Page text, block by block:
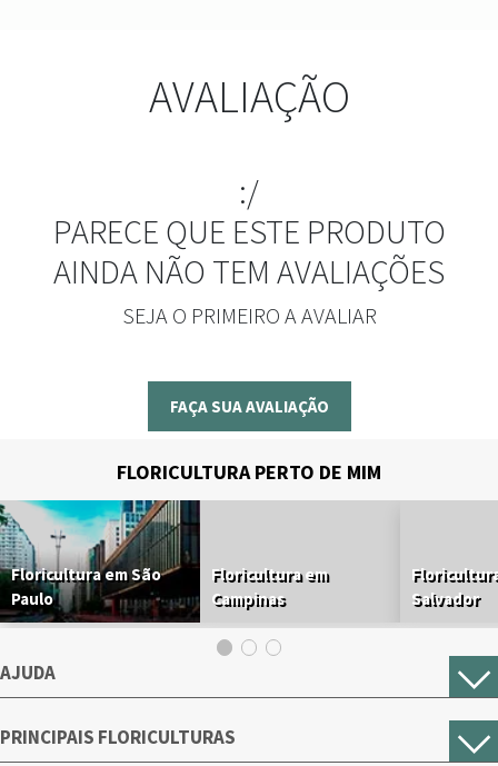
AVALIAÇÃO
:/
PARECE QUE ESTE PRODUTO
AINDA NÃO TEM AVALIAÇÕES
SEJA O PRIMEIRO A AVALIAR
FAÇA SUA AVALIAÇÃO
FLORICULTURA PERTO DE MIM
Floricultura em São
Paulo
Floricultura em
Campinas
Salvador
AJUDA
PRINCIPAIS FLORICULTURAS